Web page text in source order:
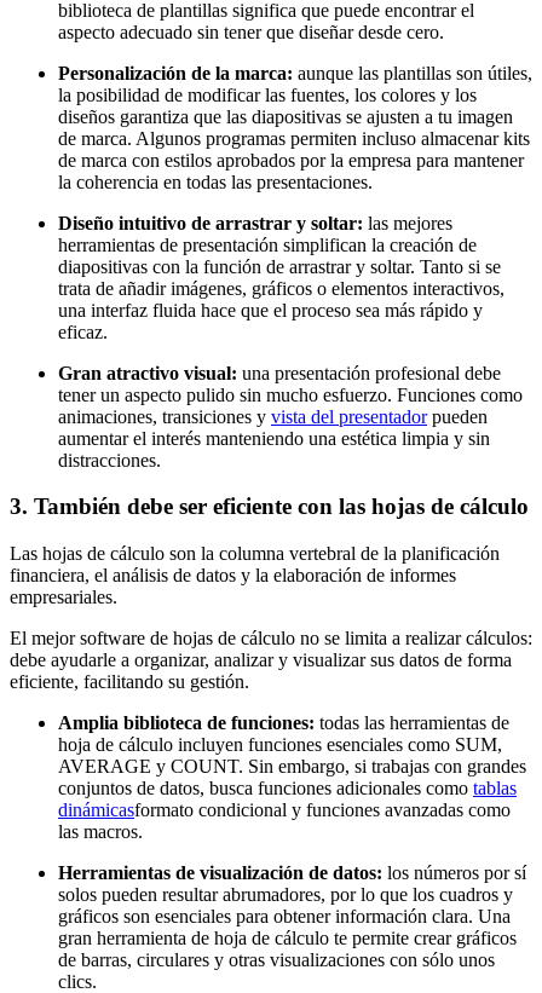
biblioteca de plantillas significa que puede encontrar el
aspecto adecuado sin tener que diseñar desde cero.
Personalización de la marca: aunque las plantillas son útiles,
la posibilidad de modificar las fuentes, los colores y los
diseños garantiza que las diapositivas se ajusten a tu imagen
de marca. Algunos programas permiten incluso almacenar kits
de marca con estilos aprobados por la empresa para mantener
la coherencia en todas las presentaciones.
Diseño intuitivo de arrastrar y soltar: las mejores
herramientas de presentación simplifican la creación de
diapositivas con la función de arrastrar y soltar. Tanto si se
trata de añadir imágenes, gráficos o elementos interactivos,
una interfaz fluida hace que el proceso sea más rápido y
eficaz.
Gran atractivo visual: una presentación profesional debe
tener un aspecto pulido sin mucho esfuerzo. Funciones como
animaciones, transiciones y vista del presentadorpueden
aumentar el interés manteniendo una estética limpia y sin
distracciones.
3. También debe ser eficiente con las hojas de cálculo
Las hojas de cálculo son la columna vertebral de la planificación
financiera, el análisis de datos y la elaboración de informes
empresariales.
El mejor software de hojas de cálculo no se limita a realizar cálculos:
debe ayudarle a organizar, analizar y visualizar sus datos de forma
eficiente, facilitando su gestión.
Amplia biblioteca de funciones: todas las herramientas de
hoja de cálculo incluyen funciones esenciales como SUM,
AVERAGE y COUNT. Sin embargo, si trabajas con grandes
conjuntos de datos, busca funciones adicionales como tablas
dinámicasformato condicional y funciones avanzadas como
las macros.
Herramientas de visualización de datos: los números por sí
solos pueden resultar abrumadores, por lo que los cuadros y
gráficos son esenciales para obtener información clara. Una
gran herramienta de hoja de cálculo te permite crear gráficos
de barras, circulares y otras visualizaciones con sólo unos
clics.